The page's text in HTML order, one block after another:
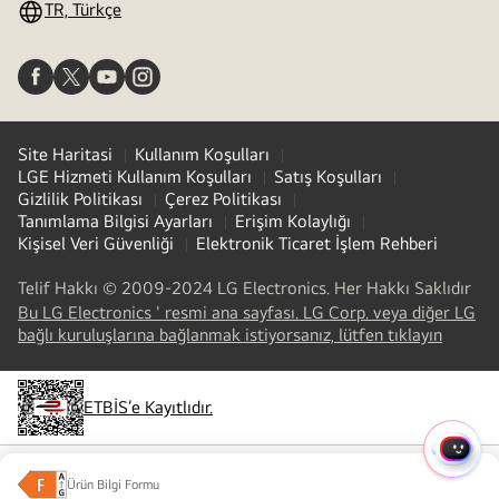
Ürün Bilgi Formu
TR, Türkçe
Site Haritasi
Kullanım Koşulları
LGE Hizmeti Kullanım Koşulları
Satış Koşulları
Gizlilik Politikası
Çerez Politikası
Tanımlama Bilgisi Ayarları
Erişim Kolaylığı
Kişisel Veri Güvenliği
Elektronik Ticaret İşlem Rehberi
Telif Hakkı © 2009-2024 LG Electronics. Her Hakkı Saklıdır
Bu LG Electronics ' resmi ana sayfası. LG Corp. veya diğer LG
bağlı kuruluşlarına bağlanmak istiyorsanız, lütfen tıklayın(
a
tab)
ETBİS’e Kayıtlıdır.
LG Jeong-Do Management Ethics Hotline
(opens
HIZLI